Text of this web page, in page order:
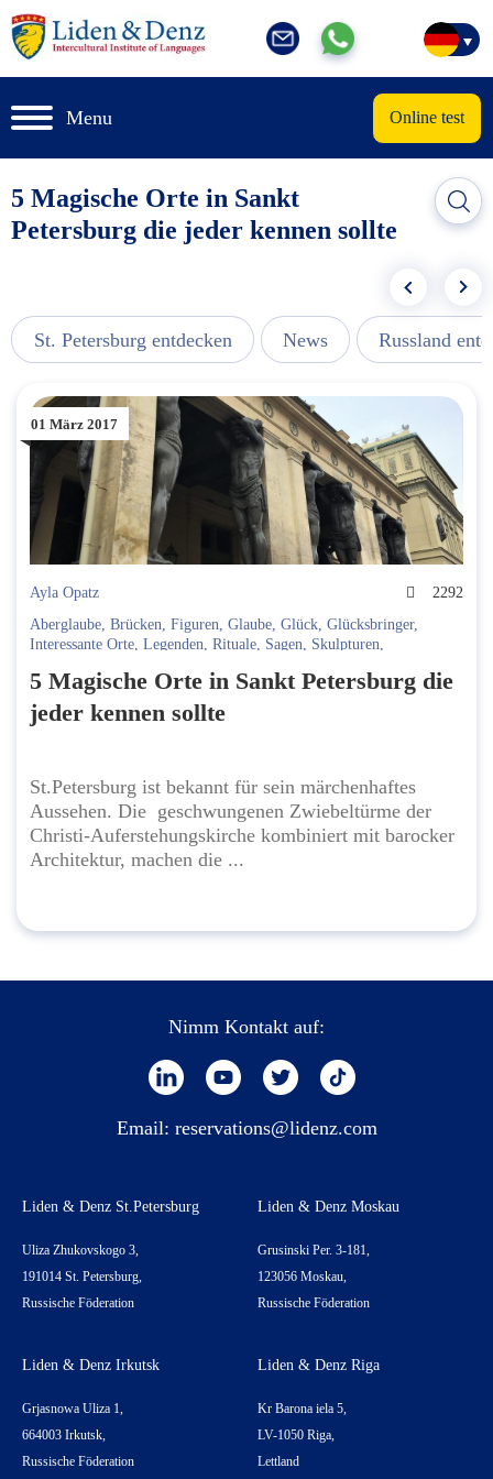
Menu Online test
5 Magische Orte in Sankt
Petersburg die jeder kennen sollte
St. Petersburg entdecken News Russland
01 März 2017
Ayla Opatz
2292
Aberglaube, Brücken, Figuren, Glaube, Glück, Glücksbringer,
Interessante Orte, Legenden, Rituale, Sagen, Skulpturen,
5 Magische Orte in Sankt Petersburg die
jeder kennen sollte
St.Petersburg ist bekannt für sein märchenhaftes
Aussehen. Die geschwungenen Zwiebeltürme der
Christi-Auferstehungskirche kombiniert mit barocker
Architektur, machen die ...
Nimm Kontakt auf:
Email: reservations@lidenz.com
Liden & Denz St.Petersburg
Uliza Zhukovskogo 3,
191014 St. Petersburg,
Russische Föderation
Liden & Denz Moskau
Grusinski Per. 3-181,
123056 Moskau,
Russische Föderation
Liden & Denz Irkutsk
Grjasnowa Uliza 1,
664003 Irkutsk,
Russische Föderation
Liden & Denz Riga
Kr Barona iela 5,
LV-1050 Riga,
Lettland